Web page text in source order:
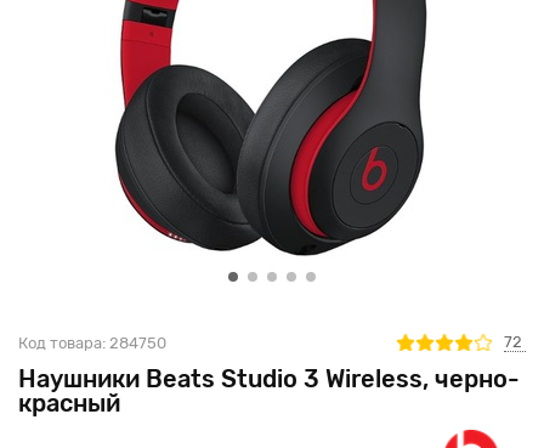
Наушники Beats Studio 3 Wireless, черно-
красный
Код товара: 284750 72